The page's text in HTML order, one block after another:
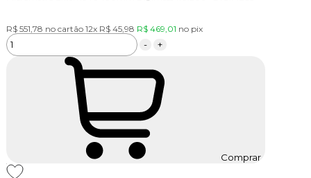
R$ 551,78 no cartão 12x R$ 45,98 R$ 469,01 no pix
- +
Comprar